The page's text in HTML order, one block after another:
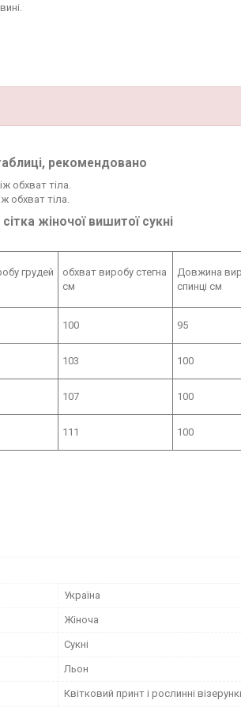
рекомендовано
обхват тіла.
обхват тіла.
жіночої вишитої сукні
грудей
обхват виробу стегна
см
Довжина
спинці см
100 95
103 100
107 100
111 100
Україна
Жіноча
Сукні
Льон
Квітковий принт і рослинні